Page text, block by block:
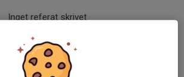
Inget referat skrivet